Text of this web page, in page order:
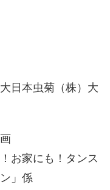
日本虫菊（株）大
お家にも！タンス
」係